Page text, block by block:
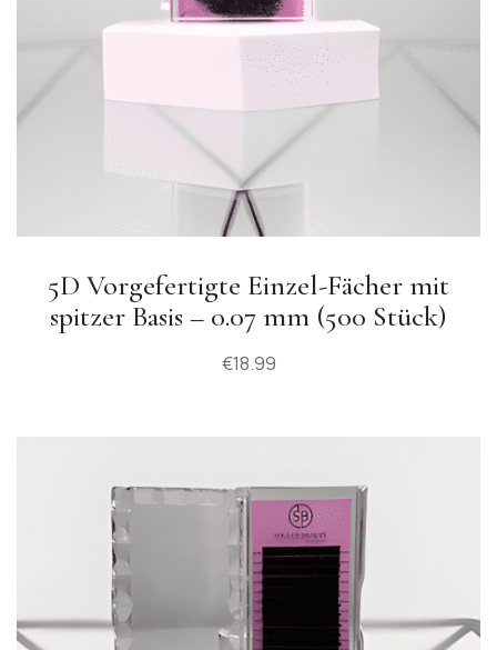
5D Vorgefertigte Einzel-Fächer mit
spitzer Basis – 0.07 mm (500 Stück)
€18.99